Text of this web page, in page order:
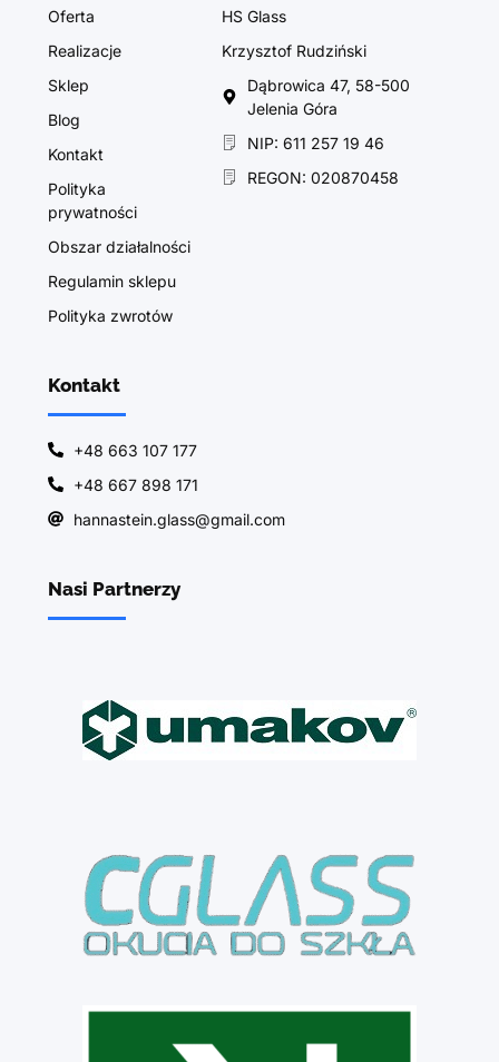
Oferta
Realizacje
Sklep
Blog
Kontakt
Polityka
prywatności
Obszar działalności
Regulamin sklepu
Polityka zwrotów
HS Glass
Krzysztof Rudziński
Dąbrowica 47, 58-500
Jelenia Góra
NIP: 611 257 19 46
REGON: 020870458
Kontakt
+48 663 107 177
+48 667 898 171
hannastein.glass@gmail.com
Nasi Partnerzy